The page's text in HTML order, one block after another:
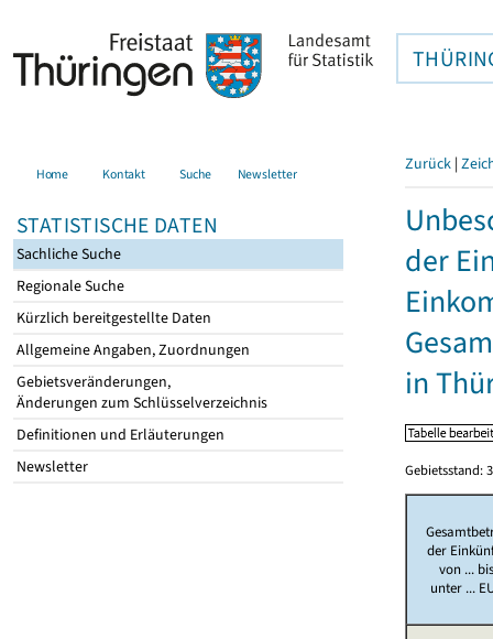
Home Kontakt Suche Newsletter
STATISTISCHE DATEN
Sachliche Suche
Regionale Suche
Kürzlich bereitgestellte Daten
Allgemeine Angaben, Zuordnungen
Gebietsveränderungen,
Änderungen zum Schlüsselverzeichnis
Definitionen und Erläuterungen
Newsletter
Zurück |
der
in
Gebietsstand:
der
von ...
unter ...